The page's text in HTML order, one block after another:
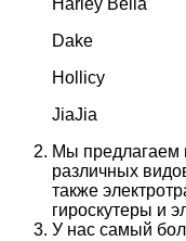
Dake
Hollicy
JiaJia
Мы предлагаем
различных
также
гироскутеры и
У нас самый